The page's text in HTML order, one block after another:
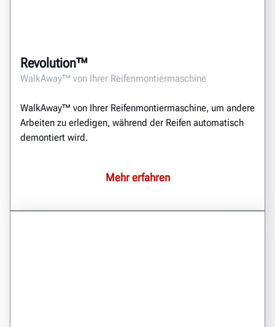
Revolution™
WalkAway™ von Ihrer Reifenmontiermaschine
WalkAway™ von Ihrer Reifenmontiermaschine, um andere
Arbeiten zu erledigen, während der Reifen automatisch
demontiert wird.
Mehr erfahren